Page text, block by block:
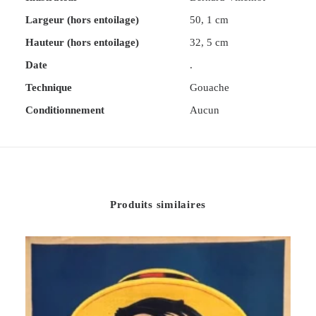
Largeur (hors entoilage)
50, 1 cm
Hauteur (hors entoilage)
32, 5 cm
Date
.
Technique
Gouache
Conditionnement
Aucun
Produits similaires